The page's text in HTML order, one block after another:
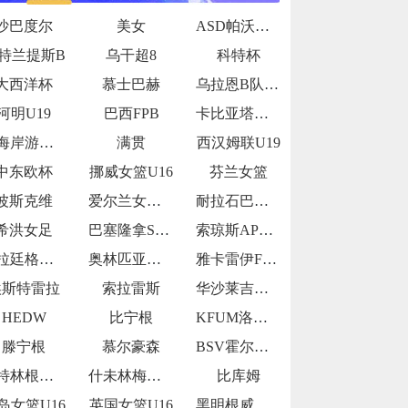
巴度尔 美女
ASD帕沃内塞
兰提斯B
乌干超8
科特杯
西洋杯
慕士巴赫
乌拉恩B队U19
明U19
巴西FPB
卡比亚塔公牛
西海岸游骑兵女足
满贯
西汉姆联U19
东欧杯
挪威女篮U16
芬兰女篮
斯克维
爱尔兰女篮U16
耐拉石巴勒鲁普
洪女足
巴塞隆拿SP青年队
索琼斯AP青年队
瓜拉廷格塔U20
奥林匹亚青年队
雅卡雷伊FCU20
特雷拉
索拉雷斯
华沙莱吉亚青年队
HEDW
比宁根
KFUM洛斯基德
滕宁根
慕尔豪森
BSV霍尔扎森
雷特林根年轻人
什未林梅克伦堡
比库姆
女篮U16
英国女篮U16